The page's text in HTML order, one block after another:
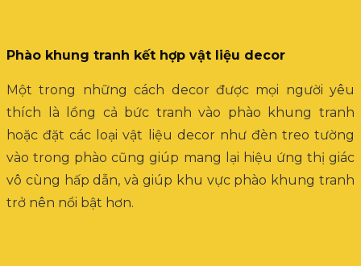
Phào khung tranh kết hợp vật liệu decor
Một trong những cách decor được mọi người yêu
thích là lồng cả bức tranh vào phào khung tranh
hoặc đặt các loại vật liệu decor như đèn treo tường
vào trong phào cũng giúp mang lại hiệu ứng thị giác
vô cùng hấp dẫn, và giúp khu vực phào khung tranh
trở nên nổi bật hơn.